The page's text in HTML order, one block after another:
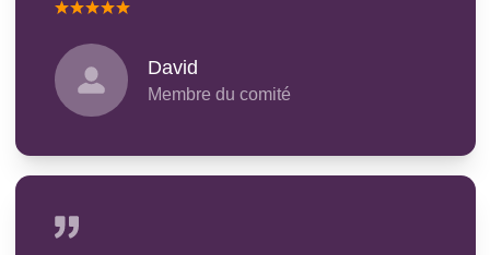
David
Membre du comité